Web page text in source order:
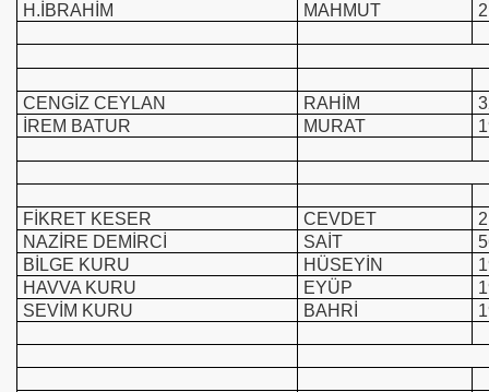
H.İBRAHİM
MAHMUT
CENGİZ CEYLAN RAHİM
İREM BATUR
MURAT
FİKRET KESER CEVDET
NAZİRE DEMİRCİ
SAİT
BİLGE KURU
HÜSEYİN
HAVVA KURU
EYÜP
SEVİM KURU
BAHRİ